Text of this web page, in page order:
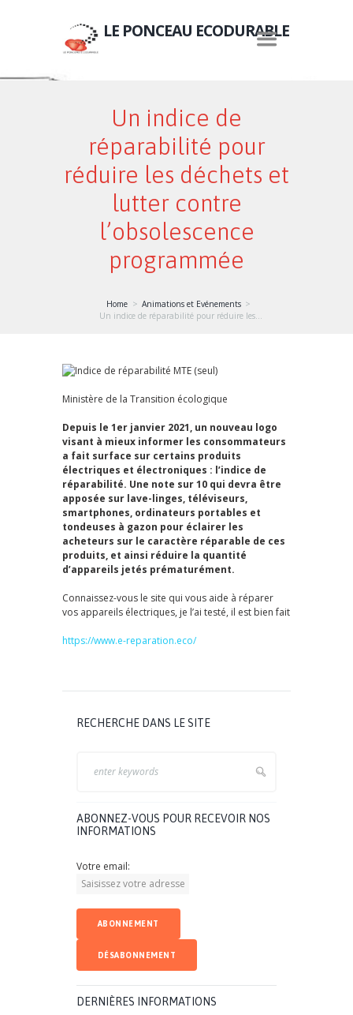
LE PONCEAU ECODURABLE
Un indice de
réparabilité pour
réduire les déchets et
lutter contre
l’obsolescence
programmée
Home
Animations et Evénements
Un indice de réparabilité pour réduire les...
Ministère de la Transition écologique
Depuis le 1er janvier 2021, un nouveau logo
visant à mieux informer les consommateurs
a fait surface sur certains produits
électriques et électroniques : l’indice de
réparabilité. Une note sur 10 qui devra être
apposée sur lave-linges, téléviseurs,
smartphones, ordinateurs portables et
tondeuses à gazon pour éclairer les
acheteurs sur le caractère réparable de ces
produits, et ainsi réduire la quantité
d’appareils jetés prématurément.
Connaissez-vous le site qui vous aide à réparer
vos appareils électriques, je l’ai testé, il est bien fait
https://www.e-reparation.eco/
RECHERCHE DANS LE SITE
ABONNEZ-VOUS POUR RECEVOIR NOS
INFORMATIONS
Votre email:
DERNIÈRES INFORMATIONS